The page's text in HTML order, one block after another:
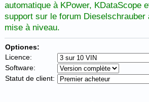
automatique à KPower, KDataScope
support sur le forum Dieselschrauber
mise à niveau.
Optiones:
Licence:
Software:
Statut de client: